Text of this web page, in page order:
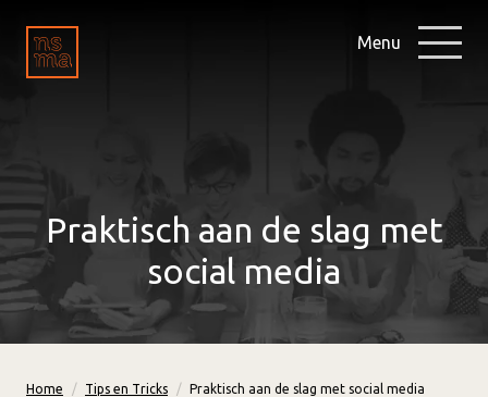
Menu
Praktisch aan de slag met
social media
Home Tips en Tricks Praktisch aan de slag met social media